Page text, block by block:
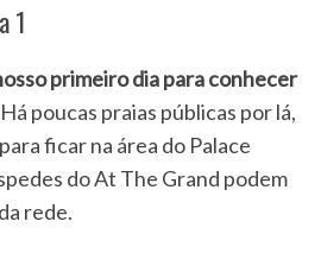
1
primeiro dia para conhecer
poucas praias públicas por lá,
ficar na área do Palace
do At The Grand podem
rede.